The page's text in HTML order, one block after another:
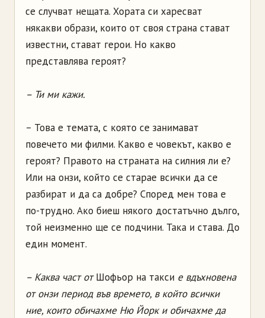
се случват нещата. Хората си харесват
някакви образи, които от своя страна стават
известни, стават герои. Но какво
представлява героят?
– Ти ми кажи.
– Това е темата, с която се занимават
повечето ми филми. Какво е човекът, какво е
героят? Правото на страната на силния ли е?
Или на онзи, който се старае всички да се
разбират и да са добре? Според мен това е
по-трудно. Ако биеш някого достатъчно дълго,
той неизменно ще се подчини. Така и става. До
един момент.
– Каква част отШофьор на такси е вдъхновена
от онзи период във времето, в който всички
ние, които обичахме Ню Йорк и обичахме да